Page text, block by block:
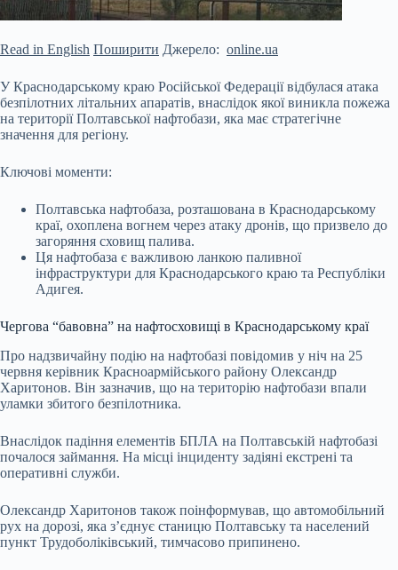
Read in English Поширити Джерело: online.ua
У Краснодарському краю Російської Федерації відбулася атака
безпілотних літальних апаратів, внаслідок якої виникла пожежа
на території Полтавської нафтобази, яка має стратегічне
значення для регіону.
Ключові моменти:
Полтавська нафтобаза, розташована в Краснодарському
краї, охоплена вогнем через атаку дронів, що призвело до
загоряння сховищ палива.
Ця нафтобаза є важливою ланкою паливної
інфраструктури для Краснодарського краю та Республіки
Адигея.
Чергова “бавовна” на нафтосховищі в Краснодарському краї
Про надзвичайну подію на нафтобазі повідомив у ніч на 25
червня керівник Красноармійського району Олександр
Харитонов. Він зазначив, що на територію нафтобази впали
уламки збитого безпілотника.
Внаслідок падіння елементів БПЛА на Полтавській нафтобазі
почалося займання. На місці інциденту задіяні екстрені та
оперативні служби.
Олександр Харитонов також поінформував, що автомобільний
рух на дорозі, яка з’єднує станицю Полтавську та населений
пункт Трудоболіківський, тимчасово припинено.